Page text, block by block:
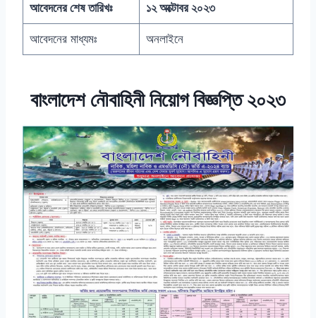
আবেদনের শেষ তারিখঃ ১২ অক্টোবর ২০২৩
আবেদনের মাধ্যমঃ অনলাইনে
বাংলাদেশ নৌবাহিনী নিয়োগ বিজ্ঞপ্তি ২০২৩